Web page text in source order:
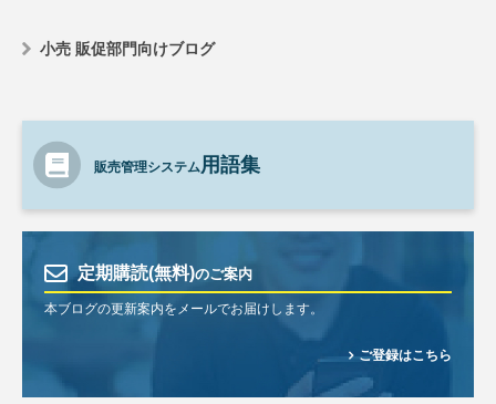
小売 販促部門向けブログ
販売管理システム用語集
定期購読(無料)のご案内
本ブログの更新案内をメールでお届けします。
ご登録はこちら